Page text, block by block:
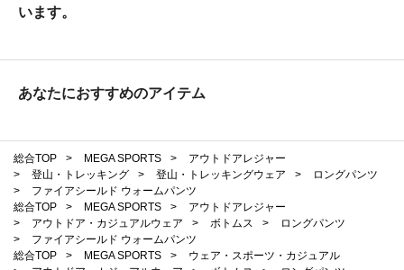
います。
あなたにおすすめのアイテム
総合TOP > MEGA SPORTS >
アウトドアレジャー
>
登山・トレッキング > 登山・トレッキングウェア >
ロングパンツ
>
ファイアシールド ウォームパンツ
総合TOP
> MEGA SPORTS >
アウトドアレジャー
>
アウトドア・カジュアルウェア > ボトムス >
ロングパンツ
>
ファイアシールド ウォームパンツ
総合TOP
> MEGA SPORTS >
ウェア・スポーツ・カジュアル